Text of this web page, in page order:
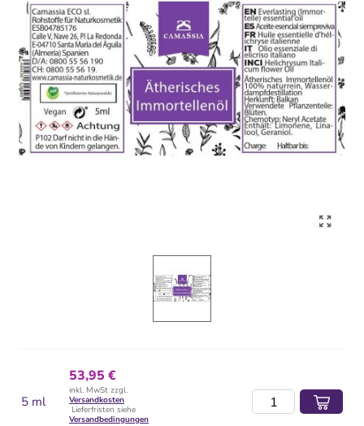
5 ml
53,95 €
inkl. MwSt zzgl.
Versandkosten
Lieferfristen siehe
Versandbedingungen